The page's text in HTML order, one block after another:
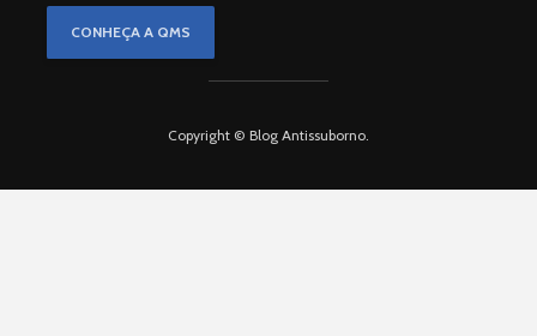
CONHEÇA A QMS
Copyright © Blog Antissuborno.